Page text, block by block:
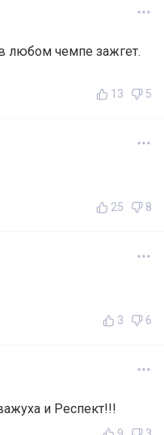
любом чемпе зажгет.
13 5
25 8
3 6
и Респект!!!